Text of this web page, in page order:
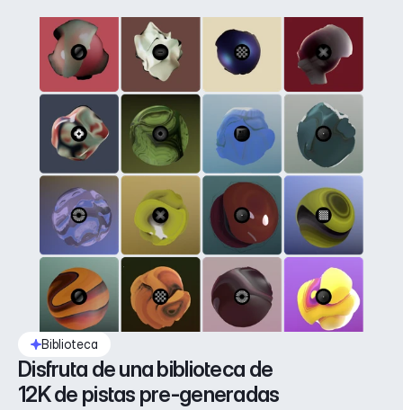
Biblioteca
Disfruta de una biblioteca de
12K de pistas pre-generadas